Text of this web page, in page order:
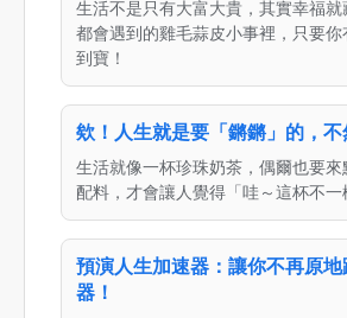
生活不是只有大富大貴，其實幸福就
都會遇到的雞毛蒜皮小事裡，只要
到寶！
欸！人生就是要「鏘鏘」的，不
生活就像一杯珍珠奶茶，偶爾也要來
配料，才會讓人覺得「哇～這杯不一
預演人生加速器：讓你不再原
器！